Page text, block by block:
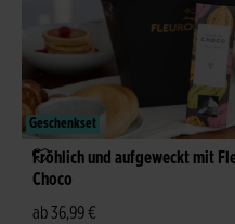
Geschenkset
Fröhlich und aufgeweckt mit
Choco
ab 36,99 €